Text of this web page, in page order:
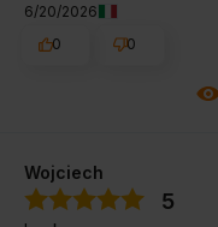
6/20/2026
0
0
Wojciech
5